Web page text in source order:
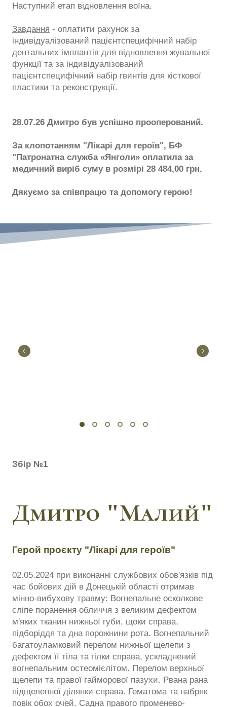
Наступний етап відновлення воїна.
Завдання - оплатити рахунок за
індивідуалізований пацієнтспецифічний набір
дентальних імплантів для відновлення жувальної
функції та за індивідуалізований
пацієнтспецифічний набір гвинтів для кісткової
пластики та реконструкції.
28.07.26 Дмитро був успішно прооперований.
За клопотанням "Лікарі для героїв", БФ
"Патронатна служба «Янголи» оплатила за
медичний виріб суму в розмірі 28 484,00 грн.
Дякуємо за співпрацю та допомогу герою!
Збір №1
Дмитро "Малий"
Герой проєкту "Лікарі для героїв"
02.05.2024 при виконанні службових обов'язків під
час бойових дій в Донецькій області отримав
мінно-вибухову травму: Вогнепальне осколкове
сліпе поранення обличчя з великим дефектом
м'яких тканин нижньої губи, щоки справа,
підборіддя та дна порожнини рота. Вогнепальний
багатоуламковий перелом нижньої щелепи з
дефектом її тіла та гілки справа, ускладнений
вогнепальним остеомієлітом. Перелом верхньої
щелепи та правої гайморової пазухи. Рвана рана
підщелепної ділянки справа. Гематома та набряк
повік обох очей. Садна правого променево-